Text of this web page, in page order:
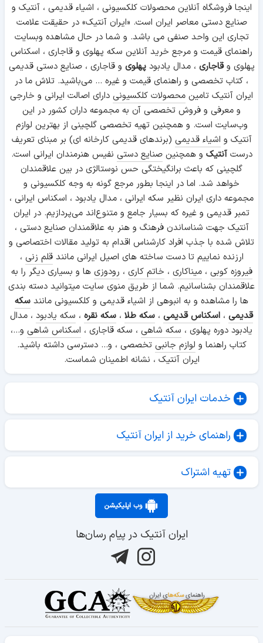
اینجا فروشگاه آنلاین محصولات کلکسیونی ، اشیاء قدیمی ، آنتیک و
صنایع دستی معاصر ایران است. «ایران آنتیک» در حقیقت علامت
تجاری این واحد صنفی می باشد. و شما در حال مشاهده وبسایت
راهنمای قیمت و مرجع خرید آنلاین سکه پهلوی و قاجاری ، اسکناس
پهلوی وقاجاری ، مدال یادبودپهلوی و قاجاری ، صنایع دستی قدیمی
، کتاب تخصصی و راهنمای قیمت و غیره ... می‌باشید. تلاش ما در
ایران آنتیک تامین محصولات کلکسیونی دارای اصالت ایرانی و خارجی
و معرفی و فروش تخصصی آن به مجموعه داران کشور در این
وب‌سایت است. و همچنین تهیه تخصصی گلچینی از بهترین لوازم
آنتیک و اشیاء قدیمی (برندهای قدیمی کارخانه ای) بر مبنای تعریف
درستآنتیک و همچنینصنایع دستی نفیس هنرمندان ایرانی است.
گلچینی که باعث برانگیختگی حس نوستالژی در بین علاقمندان
خواهد شد. اما در اینجا بطور مرجع گونه به وجه کلکسیونی و
مجموعه داری ایران نظیر سکه ایرانی ، مدال یادبود ، اسکناس ایرانی ،
تمبر قدیمی و غیره که بسیار جامع و متنوع‌اند می‌پردازیم. در ایران
آنتیک جهت شناساندن فرهنگ و هنر به علاقمندان صنایع دستی ،
تلاش شده با جذب افراد کارشناس اقدام به تولید مقالات اختصاصی و
ارزنده نماییم تا دست ساخته های اصیل ایرانی مانندقلم زنی ،
فیروزه کوبی ،میناکاری ، خاتم کاری ، رودوزی ها و بسیاری دیگر را به
علاقمندان بشناسانیم. شما از طریق منوی سایت میتوانید دسته بندی
ها را مشاهده و به انبوهی از اشیاء قدیمی و کلکسیونی مانند سکه
قدیمی ، اسکناس قدیمی ، سکه طلا ، سکه نقره ، سکه یادبود ، مدال
یادبود دوره پهلوی ، سکه شاهی ، سکه قاجاری ، اسکناس شاهی و...،
کتاب راهنما و لوازم جانبی تخصصی ، و... دسترسی داشته باشید.
ایران آنتیک ، نشانه اطمینان شماست.
خدمات ایران آنتیک
راهنمای خرید از ایران آنتیک
تهیه اشتراک
وب اپلیکیشن
ایران آنتیک در پیام رسان‌ها